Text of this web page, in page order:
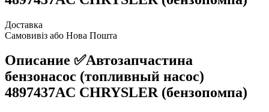
Доставка
Самовивіз або Нова Пошта
Описание ✅Автозапчастина
бензонасос (топливный насос)
4897437AC CHRYSLER (бензопомпа)